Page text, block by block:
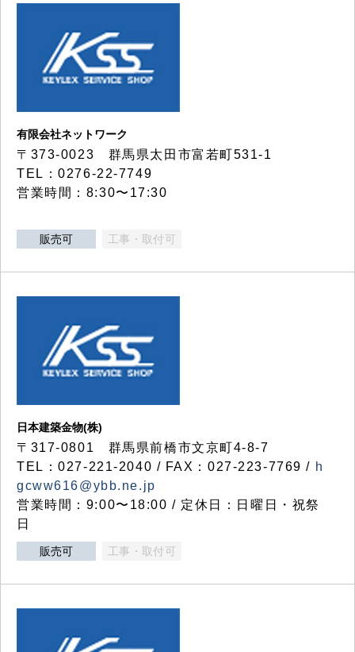
有限会社ネットワーク
〒373-0023 群馬県太田市富若町531-1
TEL：0276-22-7749
営業時間：8:30〜17:30
販売可 工事・取付可
日本建築金物(株)
〒317‐0801 群馬県前橋市文京町4-8-7
TEL：027-221-2040 / FAX：027-223-7769 / h
gcww616@ybb.ne.jp
営業時間：9:00〜18:00 / 定休日：日曜日・祝祭
日
販売可 工事・取付可